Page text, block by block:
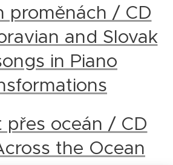
proměnách / CD
and Slovak
in Piano
přes oceán / CD
the Ocean